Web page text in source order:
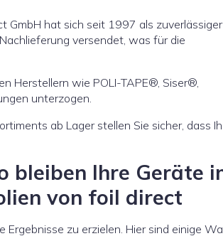
GmbH hat sich seit 1997 als zuverlässiger
versendet, was für die
Herstellern wie POLI-TAPE®, Siser®,
unterzogen.
ab Lager stellen Sie sicher, dass
bleiben Ihre Geräte
von foil direct
zu erzielen. Hier sind einige